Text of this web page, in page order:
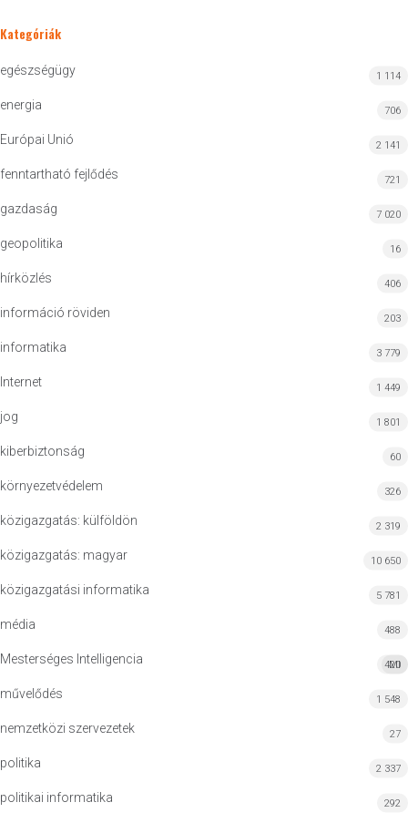
Kategóriák
egészségügy 1 114
energia 706
Európai Unió 2 141
fenntartható fejlődés 721
gazdaság 7 020
geopolitika 16
hírközlés 406
információ röviden 203
informatika 3 779
Internet 1 449
jog 1 801
kiberbiztonság 60
környezetvédelem 326
közigazgatás: külföldön 2 319
közigazgatás: magyar 10 650
közigazgatási informatika 5 781
média 488
Mesterséges Intelligencia MI
420
művelődés 1 548
nemzetközi szervezetek 27
politika 2 337
politikai informatika 292